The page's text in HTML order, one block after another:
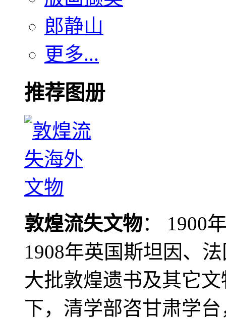
郎静山
更多...
推荐图册
敦煌流失文物： 1900
1908年英国斯坦因、
大批敦煌遗书及其它
下，清学部咨甘肃学